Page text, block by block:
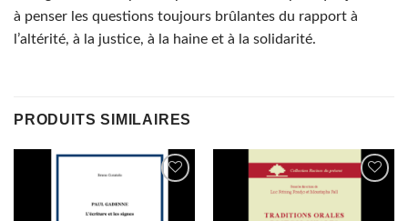
à penser les questions toujours brûlantes du rapport à
l’altérité, à la justice, à la haine et à la solidarité.
PRODUITS SIMILAIRES
À MES
AJOUTER
À MES